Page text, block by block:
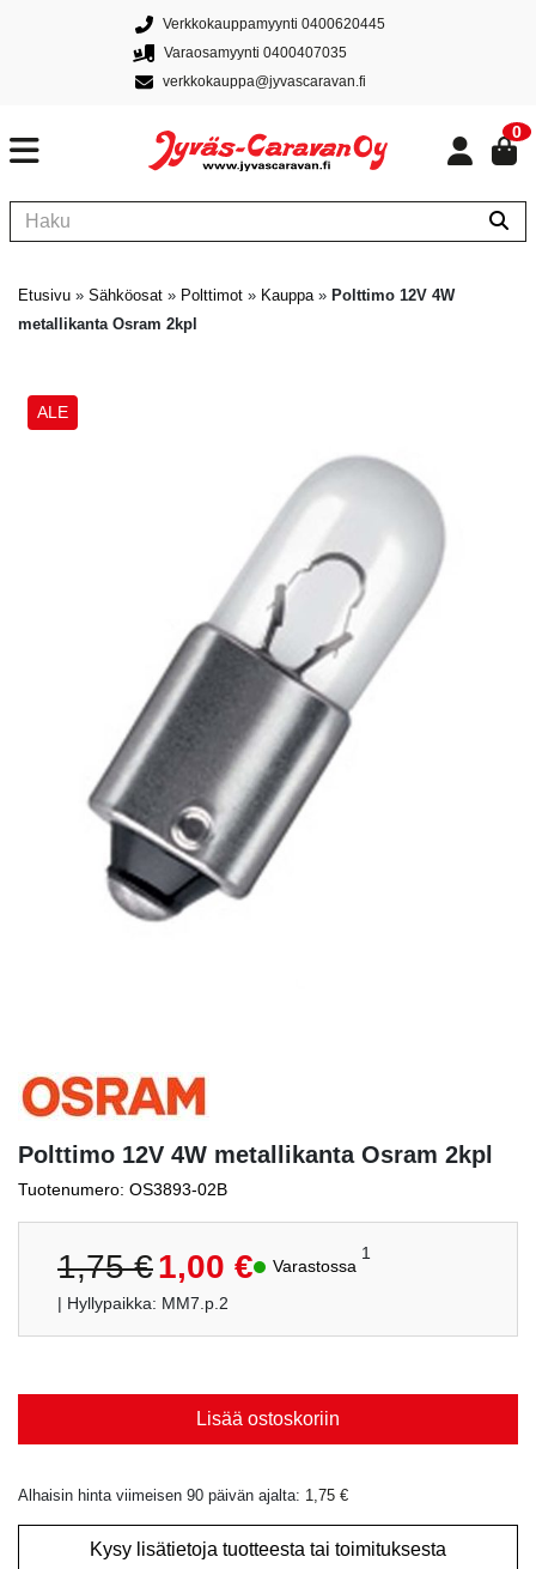
Verkkokauppamyynti 0400620445
Varaosamyynti 0400407035
verkkokauppa@jyvascaravan.fi
0
Etusivu » Sähköosat » Polttimot » Kauppa» Polttimo 12V 4W
metallikanta Osram 2kpl
ALE
Polttimo 12V 4W metallikanta Osram 2kpl
Tuotenumero: OS3893-02B
1,75€
Alkuperäinen
hinta
oli:
1,75 €.
1,00 €
Nykyinen
hinta
on:
1,00 €.
Varastossa
1
| Hyllypaikka: MM7.p.2
Lisää ostoskoriin
Alhaisin hinta viimeisen 90 päivän ajalta: 1,75 €
Kysy lisätietoja tuotteesta tai toimituksesta